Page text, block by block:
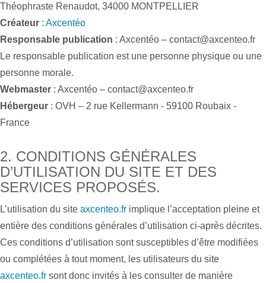
Théophraste Renaudot, 34000 MONTPELLIER
Créateur : Axcentéo
Responsable publication : Axcentéo – contact@axcenteo.fr
Le responsable publication est une personne physique ou une
personne morale.
Webmaster : Axcentéo – contact@axcenteo.fr
Hébergeur : OVH – 2 rue Kellermann - 59100 Roubaix -
France
2. CONDITIONS GÉNÉRALES
D’UTILISATION DU SITE ET DES
SERVICES PROPOSÉS.
L’utilisation du site axcenteo.fr implique l’acceptation pleine et
entière des conditions générales d’utilisation ci-après décrites.
Ces conditions d’utilisation sont susceptibles d’être modifiées
ou complétées à tout moment, les utilisateurs du site
axcenteo.fr sont donc invités à les consulter de manière